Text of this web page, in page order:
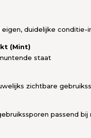
duidelijke
(Mint)
staat
zichtbare
passend bij